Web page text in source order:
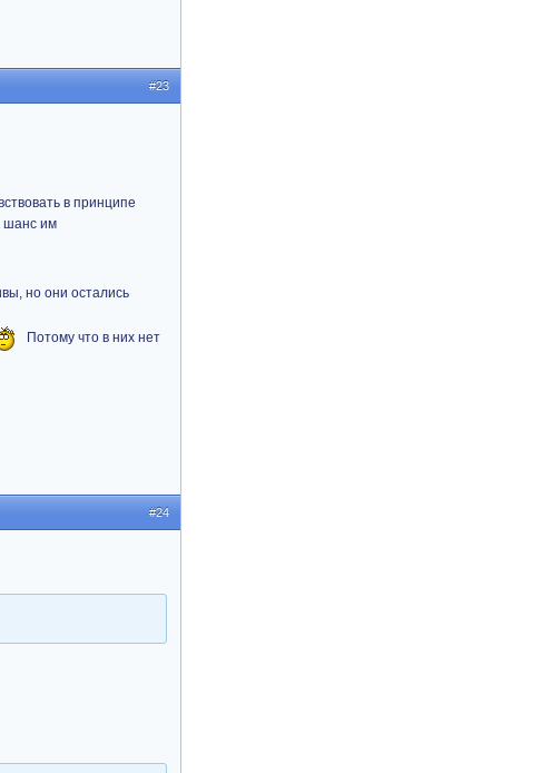
#23
в принципе
шанс им
но они остались
Потому что в них нет
#24